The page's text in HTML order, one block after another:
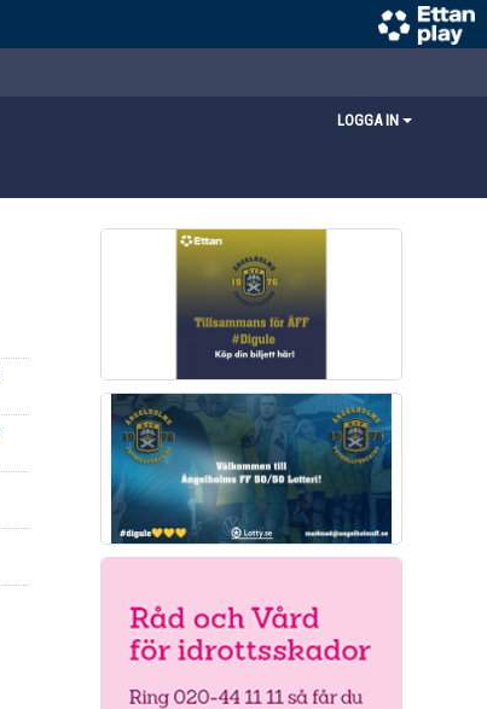
LOGGA IN